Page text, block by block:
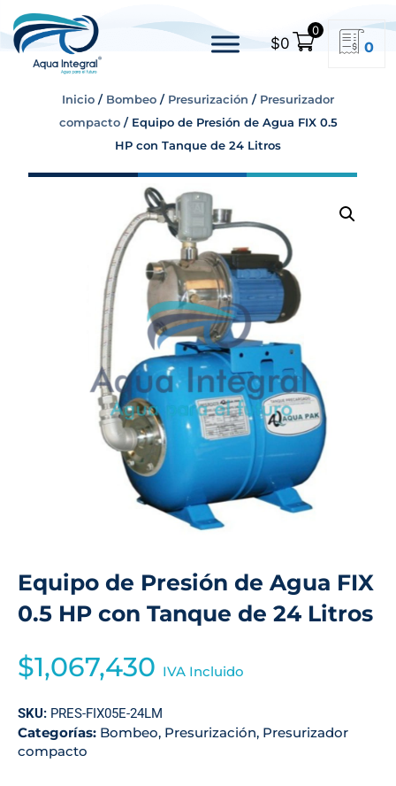
$0
0
0
Inicio / Bombeo / Presurización / Presurizador
compacto/ Equipo de Presión de Agua FIX 0.5
HP con Tanque de 24 Litros
Equipo de Presión de Agua FIX
0.5 HP con Tanque de 24 Litros
$1,067,430 IVA Incluido
SKU: PRES-FIX05E-24LM
Categorías: Bombeo, Presurización, Presurizador
compacto